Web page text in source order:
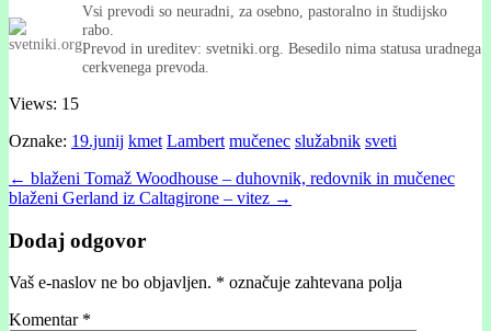
Vsi prevodi so neuradni, za osebno, pastoralno in študijsko
rabo.
Prevod in ureditev: svetniki.org. Besedilo nima statusa uradnega
cerkvenega prevoda.
Views: 15
Oznake: 19.junij kmet Lambert mučenec služabnik sveti
Post
navigation
← blaženi Tomaž Woodhouse – duhovnik, redovnik in mučenec
blaženi Gerland iz Caltagirone – vitez →
Dodaj odgovor
Vaš e-naslov ne bo objavljen. * označuje zahtevana polja
Komentar *